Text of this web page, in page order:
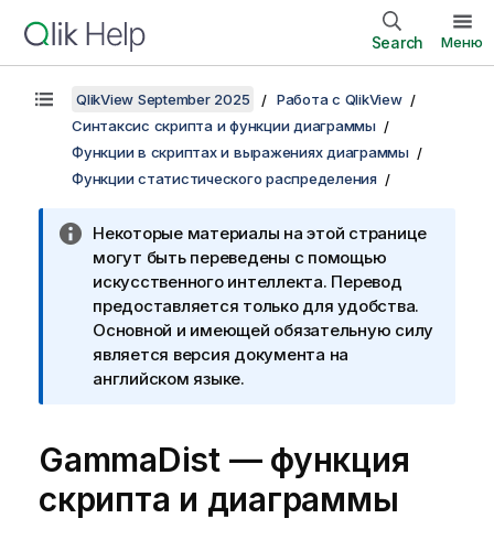
Search Меню
QlikView September 2025
Работа с QlikView
Синтаксис скрипта и функции диаграммы
Функции в скриптах и выражениях диаграммы
Функции статистического распределения
Некоторые материалы на этой странице
могут быть переведены с помощью
искусственного интеллекта. Перевод
предоставляется только для удобства.
Основной и имеющей обязательную силу
является версия документа на
английском языке.
GammaDist — функция
скриптa и диаграммы